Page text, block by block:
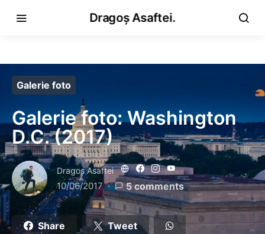
Dragoș Asaftei.
Galerie foto
Galerie foto: Washington
D.C. (2017)
Dragoş Asaftei
10/06/2017 5 comments
Share Tweet